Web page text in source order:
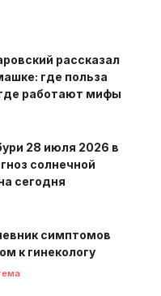
рассказал
где польза
работают мифы
28 июля 2026 в
солнечной
сегодня
симптомов
к гинекологу